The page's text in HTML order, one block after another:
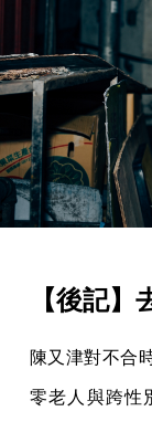
【後記】
陳又津對不合
零老人與跨性